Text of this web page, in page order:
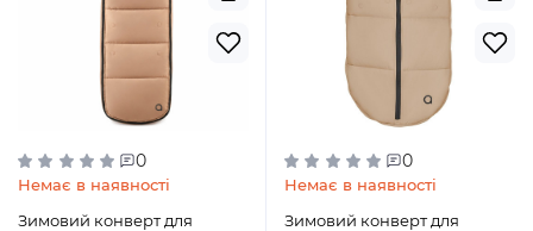
0
Немає в наявності
Зимовий конверт для
0
Немає в наявності
Зимовий конверт для